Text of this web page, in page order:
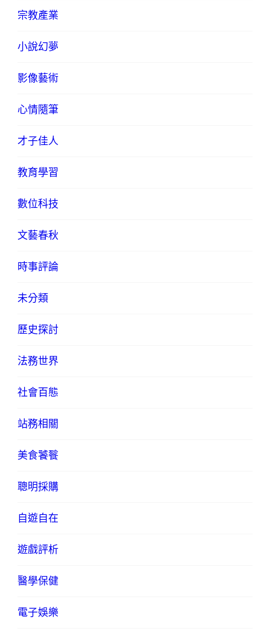
宗教產業
小說幻夢
影像藝術
心情隨筆
才子佳人
教育學習
數位科技
文藝春秋
時事評論
未分類
歷史探討
法務世界
社會百態
站務相關
美食饕餮
聰明採購
自遊自在
遊戲評析
醫學保健
電子娛樂